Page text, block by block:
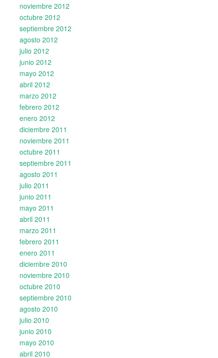
noviembre 2012
octubre 2012
septiembre 2012
agosto 2012
julio 2012
junio 2012
mayo 2012
abril 2012
marzo 2012
febrero 2012
enero 2012
diciembre 2011
noviembre 2011
octubre 2011
septiembre 2011
agosto 2011
julio 2011
junio 2011
mayo 2011
abril 2011
marzo 2011
febrero 2011
enero 2011
diciembre 2010
noviembre 2010
octubre 2010
septiembre 2010
agosto 2010
julio 2010
junio 2010
mayo 2010
abril 2010